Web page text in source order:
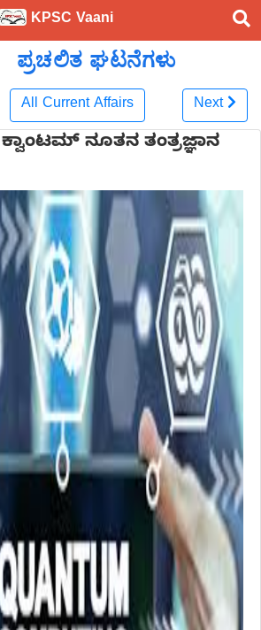
KPSC Vaani
ಪ್ರಚಲಿತ ಘಟನೆಗಳು
All Current Affairs Next
ನೂತನ ತಂತ್ರಜ್ಞಾನ